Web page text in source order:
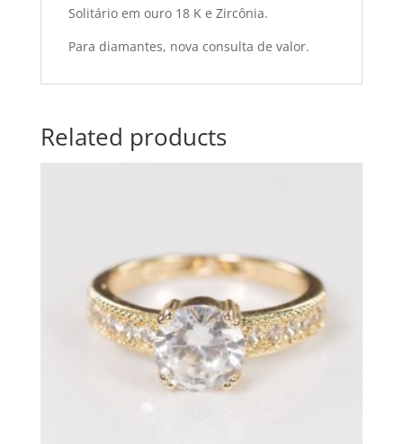
Solitário em ouro 18 K e Zircônia.
Para diamantes, nova consulta de valor.
Related products